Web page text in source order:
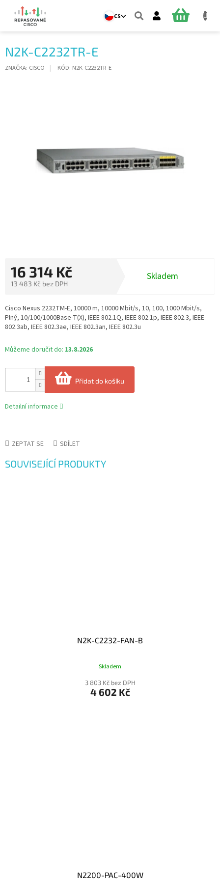
obsah
CS
NÁKUPNÍ
N2K-C2232TR-E
ZNAČKA: CISCO KÓD: N2K-C2232TR-E
16 314 Kč
13 483 Kč bez DPH
cena:
Skladem
Můžeme doručit do: 13.8.2026
Přidat do košíku
Cisco Nexus 2232TM-E, 10000 m, 10000 Mbit/s, 10, 100, 1000 Mbit/s,
Plný, 10/100/1000Base-T(X), IEEE 802.1Q, IEEE 802.1p, IEEE 802.3, IEEE
802.3ab, IEEE 802.3ae, IEEE 802.3an, IEEE 802.3u
Detailní informace
ZEPTAT SE SDÍLET
SOUVISEJÍCÍ PRODUKTY
N2K-C2232-FAN-B
Skladem
3 803 Kč bez DPH
4 602 Kč
N2200-PAC-400W